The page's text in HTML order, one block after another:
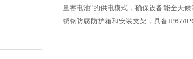
量蓄电池"的供电模式，确保设备能全天
锈钢防腐防护箱和安装支架，具备IP67/
沙和恶劣气候的侵蚀。广泛的应用场景水